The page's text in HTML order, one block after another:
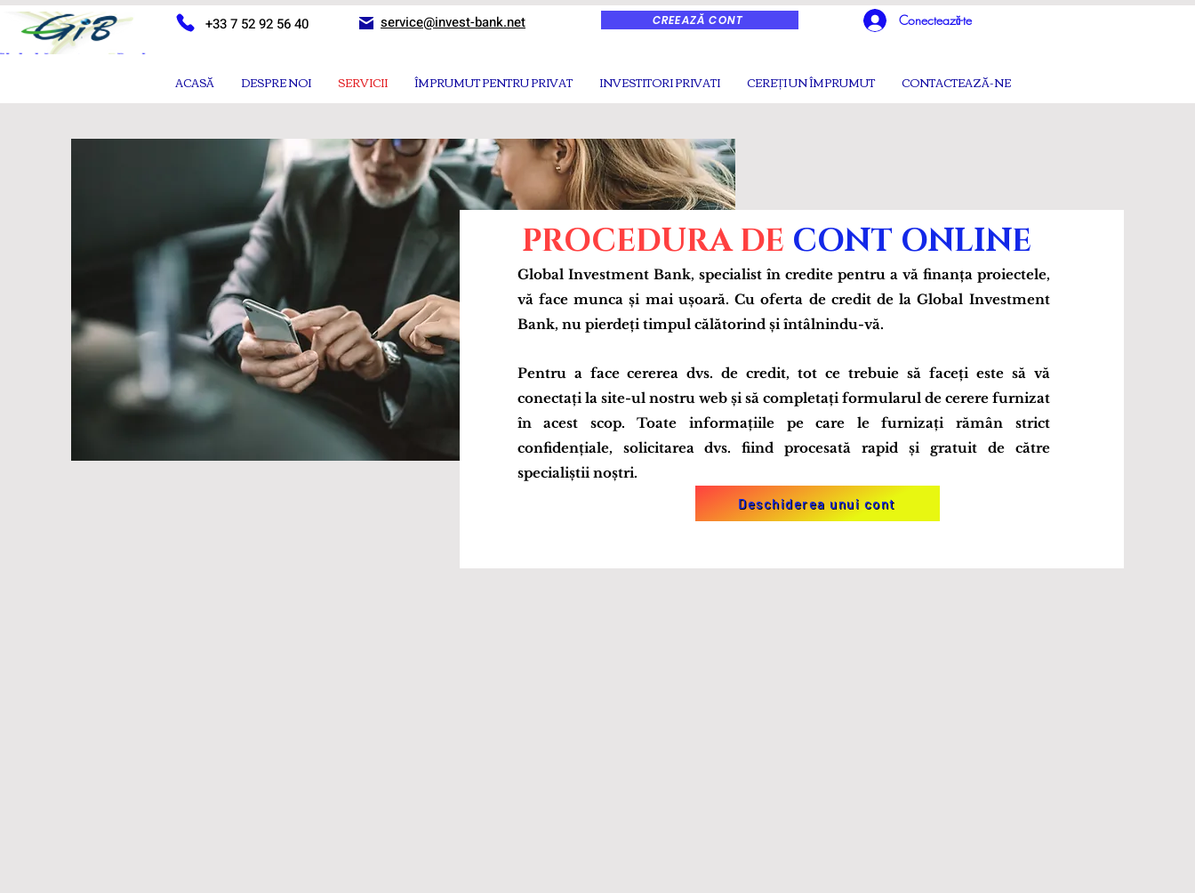
+33 7 52 92 56 40 service@invest-bank.net CREEAZĂ CONT Conectează-te
ACASĂ DESPRE NOI SERVICII ÎMPRUMUT PENTRU PRIVAT INVESTITORI PRIVATI CEREȚI UN ÎMPRUMUT CONTACTEAZĂ-NE
PROCEDURA DE CONT ONLINE
Global Investment Bank, specialist în credite pentru a vă finanța proiectele,
vă face munca și mai ușoară. Cu oferta de credit de la Global Investment
Bank, nu pierdeți timpul călătorind și întâlnindu-vă.
Pentru a face cererea dvs. de credit, tot ce trebuie să faceți este să vă
conectați la site-ul nostru web și să completați formularul de cerere furnizat
în acest scop. Toate informațiile pe care le furnizați rămân strict
confidențiale, solicitarea dvs. fiind procesată rapid și gratuit de către
specialiștii noștri.
Deschiderea unui cont